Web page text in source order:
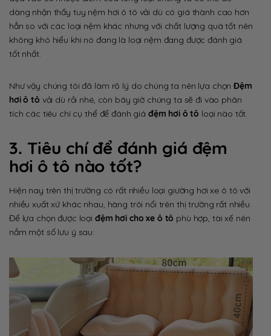
dàng nhận thấy tuy nệm hơi ô tô vải dù có giá thành cao hơn
hẳn so với các loại nệm khác nhưng với chất lượng quá tốt nên
không khó hiểu khi nó đang là loại nệm đang được đánh giá
tốt nhất.
Như vậy chúng tôi đã làm rõ lý do chúng ta nên lựa chọnĐệm
hơi ô tô vải dù rồi nhé, còn bây giờ chúng ta sẽ đi vào phân
tích các tiêu chí cụ thể để đánh giá đệm hơi ô tô loại nào tốt.
3. Tiêu chí để đánh giá đệm
hơi ô tô nào tốt?
Hiện nay trên thị trường có rất nhiều loại giường hơi xe ô tô với
nhiều xuất xứ khác nhau, hàng trôi nổi trên thị trường rất nhiều.
Để lựa chọn được loại đệm hơi cho xe ô tô phù hợp, tài xế nên
nắm một số lưu ý sau: